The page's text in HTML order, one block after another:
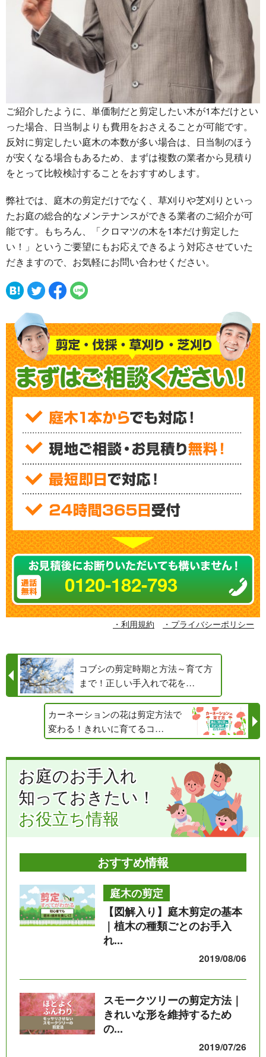
ご紹介したように、単価制だと剪定したい木が1本だけとい
った場合、日当制よりも費用をおさえることが可能です。
反対に剪定したい庭木の本数が多い場合は、日当制のほう
が安くなる場合もあるため、まずは複数の業者から見積り
をとって比較検討することをおすすめします。
弊社では、庭木の剪定だけでなく、草刈りや芝刈りといっ
たお庭の総合的なメンテナンスができる業者のご紹介が可
能です。もちろん、「クロマツの木を1本だけ剪定した
い！」というご要望にもお応えできるよう対応させていた
だきますので、お気軽にお問い合わせください。
0120-182-793
・利用規約 ・プライバシーポリシー
コブシの剪定時期と方法～育て方
まで！正しい手入れで花を…
カーネーションの花は剪定方法で
変わる！きれいに育てるコ…
お庭のお手入れ
知っておきたい！
お役立ち情報
おすすめ情報
庭木の剪定
【図解入り】庭木剪定の基本
｜植木の種類ごとのお手入
れ...
2019/08/06
スモークツリーの剪定方法｜
きれいな形を維持するため
の...
2019/07/26